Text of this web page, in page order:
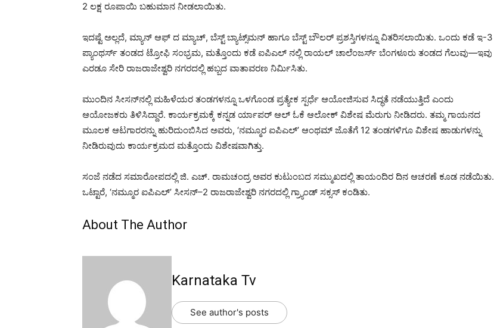
2 ಲಕ್ಷ ರೂಪಾಯಿ ಬಹುಮಾನ ನೀಡಲಾಯಿತು.
ಇದಷ್ಟೆ ಅಲ್ಲದೆ, ಮ್ಯಾನ್ ಆಫ್ ದ ಮ್ಯಾಚ್, ಬೆಸ್ಟ್ ಬ್ಯಾಟ್ಸ್‌ಮನ್ ಹಾಗೂ ಬೆಸ್ಟ್ ಬೌಲರ್ ಪ್ರಶಸ್ತಿಗಳನ್ನೂ ವಿತರಿಸಲಾಯಿತು. ಒಂದು ಕಡೆ ಇ-3
ಪ್ಯಾಂಥರ್ಸ್ ತಂಡದ ಟ್ರೋಫಿ ಸಂಭ್ರಮ, ಮತ್ತೊಂದು ಕಡೆ ಐಪಿಎಲ್‌ ನಲ್ಲಿ ರಾಯಲ್ ಚಾಲೆಂಜರ್ಸ್ ಬೆಂಗಳೂರು ತಂಡದ ಗೆಲುವು—ಇವು
ಎರಡೂ ಸೇರಿ ರಾಜರಾಜೇಶ್ವರಿ ನಗರದಲ್ಲಿ ಹಬ್ಬದ ವಾತಾವರಣ ನಿರ್ಮಿಸಿತು.
ಮುಂದಿನ ಸೀಸನ್‌ನಲ್ಲಿ ಮಹಿಳೆಯರ ತಂಡಗಳನ್ನೂ ಒಳಗೊಂಡ ಪ್ರತ್ಯೇಕ ಸ್ಪರ್ಧೆ ಆಯೋಜಿಸುವ ಸಿದ್ಧತೆ ನಡೆಯುತ್ತಿದೆ ಎಂದು
ಆಯೋಜಕರು ತಿಳಿಸಿದ್ದಾರೆ. ಕಾರ್ಯಕ್ರಮಕ್ಕೆ ಕನ್ನಡ ರ್ಯಾಪರ್ ಆಲ್‌ ಓಕೆ ಆಲೋಕ್ ವಿಶೇಷ ಮೆರುಗು ನೀಡಿದರು. ತಮ್ಮ ಗಾಯನದ
ಮೂಲಕ ಆಟಗಾರರನ್ನು ಹುರಿದುಂಬಿಸಿದ ಅವರು, ‘ನಮ್ಮೂರ ಐಪಿಎಲ್’ ಆಂಥಮ್ ಜೊತೆಗೆ 12 ತಂಡಗಳಿಗೂ ವಿಶೇಷ ಹಾಡುಗಳನ್ನು
ನೀಡಿರುವುದು ಕಾರ್ಯಕ್ರಮದ ಮತ್ತೊಂದು ವಿಶೇಷವಾಗಿತ್ತು.
ಸಂಜೆ ನಡೆದ ಸಮಾರೋಪದಲ್ಲಿ ಜಿ. ಎಚ್. ರಾಮಚಂದ್ರ ಅವರ ಕುಟುಂಬದ ಸಮ್ಮುಖದಲ್ಲಿ ತಾಯಂದಿರ ದಿನ ಆಚರಣೆ ಕೂಡ ನಡೆಯಿತು.
ಒಟ್ಟಾರೆ, ‘ನಮ್ಮೂರ ಐಪಿಎಲ್’ ಸೀಸನ್–2 ರಾಜರಾಜೇಶ್ವರಿ ನಗರದಲ್ಲಿ ಗ್ರ್ಯಾಂಡ್ ಸಕ್ಸಸ್ ಕಂಡಿತು.
About The Author
Karnataka Tv
See author's posts